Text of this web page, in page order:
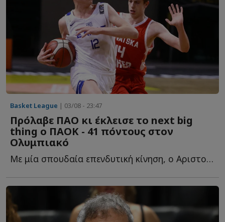
Basket League | 03/08 - 23:47
Πρόλαβε ΠΑΟ κι έκλεισε το next big
thing ο ΠΑΟΚ - 41 πόντους στον
Ολυμπιακό
Με μία σπουδαία επενδυτική κίνηση, ο Αριστοτέλης Μυστακίδης κ...